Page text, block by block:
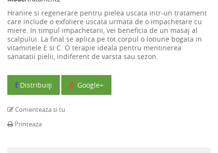
Hranire si regenerare pentru pielea uscata intr-un tratament
care include o exfoliere uscata urmata de o impachetare cu
miere. In timpul impachetarii, vei beneficia de un masaj al
scalpului. La final se aplica pe tot corpul o lotiune bogata in
vitaminele E si C. O terapie ideala pentru mentinerea
sanatatii pielii, indiferent de varsta sau sezon.
Distribuiţi Google+
Comenteaza si tu
Printeaza